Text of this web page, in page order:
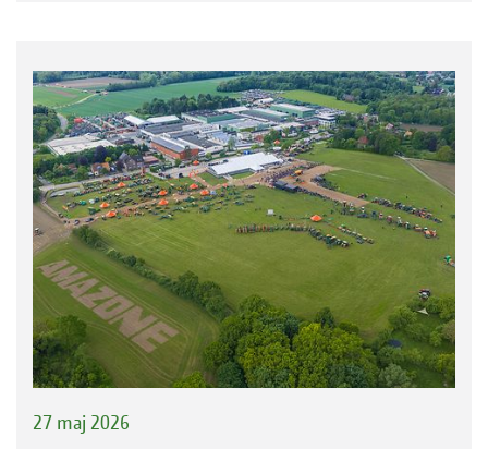
27 maj 2026